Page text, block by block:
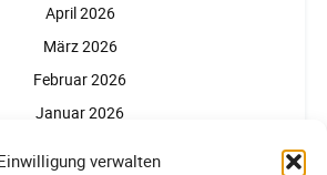
verwalten
April 2026
März 2026
Februar 2026
Januar 2026